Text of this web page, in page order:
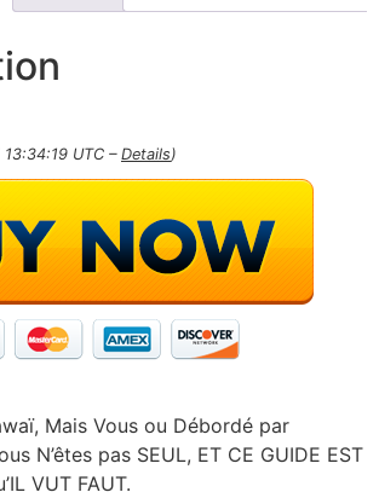
UTC – Details)
Mais Vous ou Débordé par
N’êtes pas SEUL, ET CE GUIDE EST
VUT FAUT.